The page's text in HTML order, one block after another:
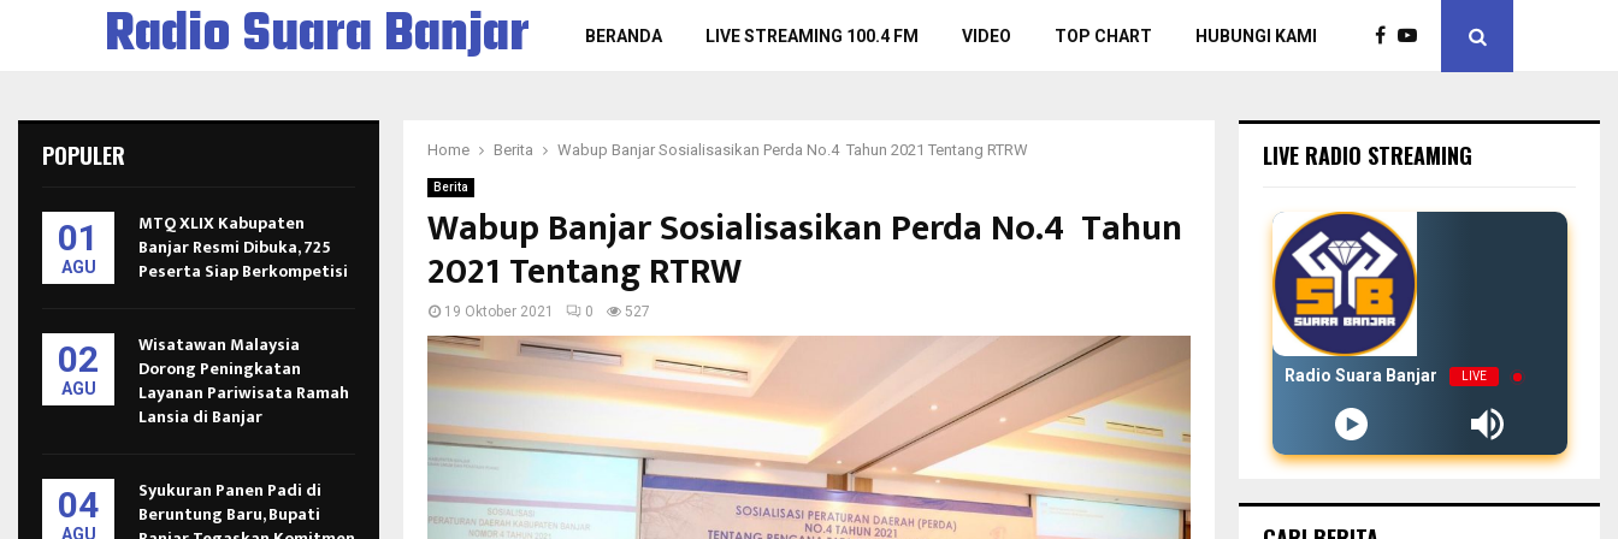
Radio Suara Banjar BERANDA LIVE STREAMING 100.4 FM VIDEO TOP CHART HUBUNGI KAMI
Home Berita Wabup Banjar Sosialisasikan Perda No.4 Tahun 2021 Tentang RTRW
Berita
Wabup Banjar Sosialisasikan Perda No.4 Tahun
2021 Tentang RTRW
19 Oktober 2021 0 527
POPULER
01
AGU
MTQ XLIX Kabupaten
Banjar Resmi Dibuka, 725
Peserta Siap Berkompetisi
02
AGU
Wisatawan Malaysia
Dorong Peningkatan
Layanan Pariwisata Ramah
Lansia di Banjar
04
AGU
Syukuran Panen Padi di
Beruntung Baru, Bupati
LIVE RADIO STREAMING
Radio Suara Banjar LIVE